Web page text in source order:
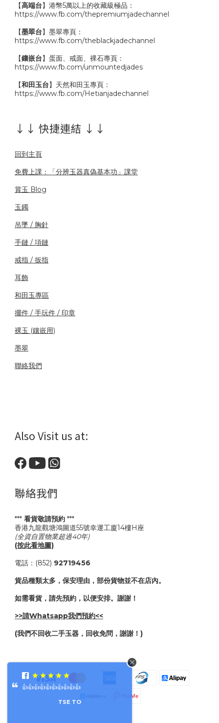
【高端台】港幣5萬以上的收藏級極品：
https://www.fb.com/thepremiumjadechannel
【墨翠台】墨翠專頁：
https://www.fb.com/theblackjadechannel
【鑲嵌台】蛋面、戒面、裸石專頁：
https://www.fb.com/unmountedjades
【和田玉台】天然和田玉專頁：
https://www.fb.com/Hetianjadechannel
↓↓ 快捷連結 ↓↓
回到主頁
免費上課：「分辨玉器真偽基本功」課堂
賞玉 Blog
玉鐲
吊墜 / 胸針
手鏈 / 項鏈
戒指 / 扳指
耳飾
和田玉專區
擺件 / 手玩件 / 印章
裸玉 (鑲嵌用)
墨翠
聯絡我們
Also Visit us at:
聯絡我們
*** 看貨敬請預約 ***
香港九龍觀塘鴻圖道55號幸運工廈14樓H座
(全資自置物業超過40年)
(按此看地圖)
電話：(852) 92719456
貨品種類太多，保安理由，部份貨物並不在店內。
如需看貨，請先預約，以便安排。謝謝！
>>請Whatsapp我們預約<<
(我們不回收二手玉器，回收免問，謝謝！)
👍👍👍👍👍👍👍👍👍👍
TSE TO